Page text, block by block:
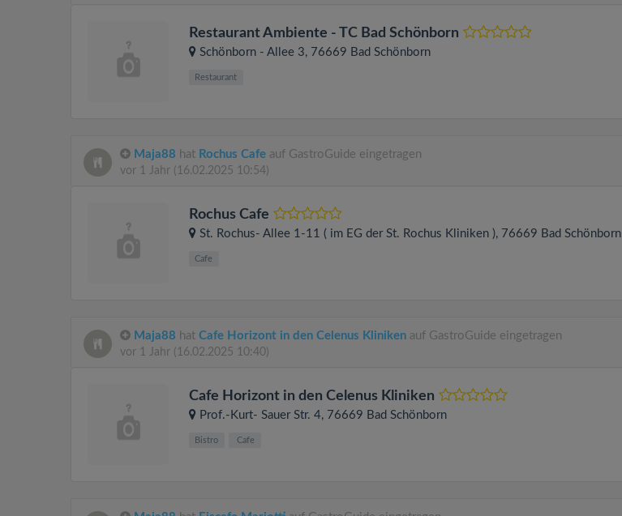
Restaurant Ambiente - TC Bad Schönborn
Schönborn - Allee 3, 76669 Bad Schönborn
Restaurant
Maja88 hat Rochus Cafe auf GastroGuide eingetragen
vor 1 Jahr (16.02.2025 10:54)
Rochus Cafe
St. Rochus- Allee 1-11 ( im EG der St. Rochus Kliniken ), 76669 Bad Schönborn
Cafe
Maja88 hat Cafe Horizont in den Celenus Kliniken auf GastroGuide eingetragen
vor 1 Jahr (16.02.2025 10:40)
Cafe Horizont in den Celenus Kliniken
Prof.-Kurt- Sauer Str. 4, 76669 Bad Schönborn
Bistro Cafe